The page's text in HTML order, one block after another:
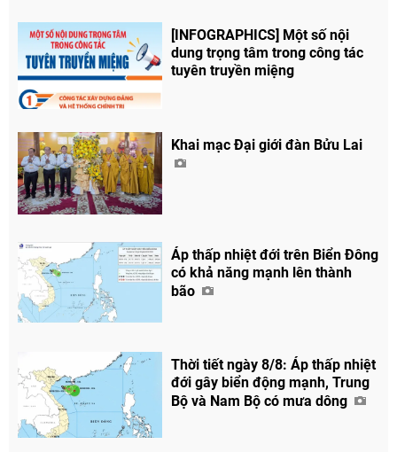
[INFOGRAPHICS] Một số nội
dung trọng tâm trong công tác
tuyên truyền miệng
Khai mạc Đại giới đàn Bửu Lai
Áp thấp nhiệt đới trên Biển Đông
có khả năng mạnh lên thành
bão
Thời tiết ngày 8/8: Áp thấp nhiệt
đới gây biển động mạnh, Trung
Bộ và Nam Bộ có mưa dông